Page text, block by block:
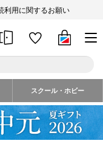
利用に関するお願い
スクール・ホビー